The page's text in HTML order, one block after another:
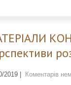
2019 Коментарів